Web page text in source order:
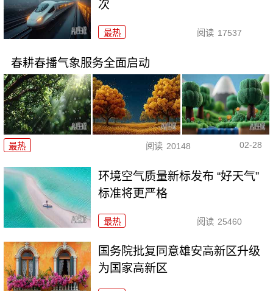
次
最热 阅读 17537
春耕春播气象服务全面启动
最热 阅读 20148 02-28
环境空气质量新标发布 “好天气”
标准将更严格
最热 阅读 25460
国务院批复同意雄安高新区升级
为国家高新区